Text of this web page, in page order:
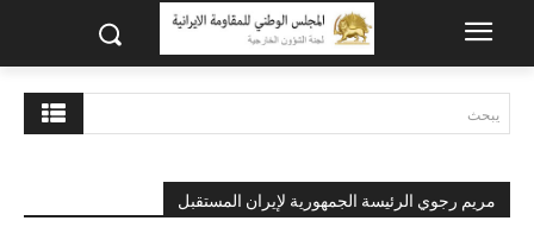
يبحث
مريم رجوي الرئيسة الجمهورية لإيران المستقبل